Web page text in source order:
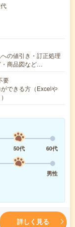
の値引き・訂正処理
・商品図など…
要
できる方（Excelや
50代
60代
男性
詳しく見る